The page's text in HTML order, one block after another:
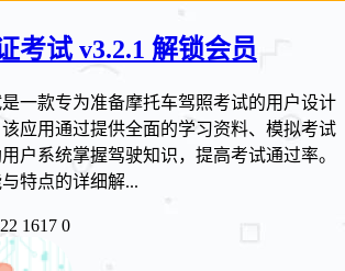
考试 v3.2.1 解锁会员
一款专为准备摩托车驾照考试的用户设计
应用通过提供全面的学习资料、模拟考试
户系统掌握驾驶知识，提高考试通过率。
特点的详细解...
1617 0